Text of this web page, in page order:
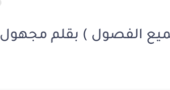
الفصول ) بقلم مجهول